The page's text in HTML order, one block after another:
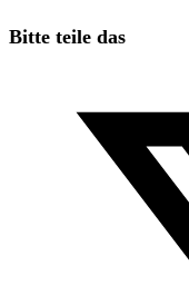
Bitte teile dasDiesen